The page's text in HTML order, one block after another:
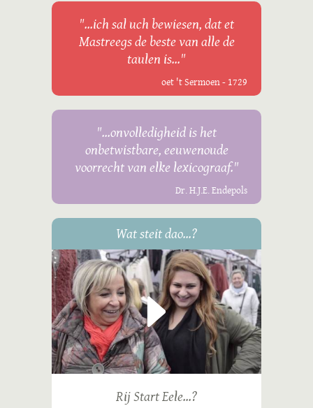
"...ich sal uch bewiesen, dat et
Mastreegs de beste van alle de
taulen is..."
oet 't Sermoen - 1729
"...onvolledigheid is het
onbetwistbare, eeuwenoude
voorrecht van elke lexicograaf."
Dr. H.J.E. Endepols
Wat steit dao...?
Rij Start Eele...?